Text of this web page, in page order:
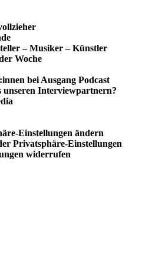
– Musiker – Künstler
Woche
bei Ausgang Podcast
unseren Interviewpartnern?
Einstellungen ändern
Privatsphäre-Einstellungen
widerrufen